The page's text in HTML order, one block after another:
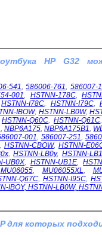
HP G32
541,586006-761, 586007-
001, HSTNN-178C,
HSTNN-I78C, HSTNN-I79C,
IBOW, HSTNN-LB0W,
HSTNN-Q60C, HSTNN-Q61C
, NBP6A175,NBP6A175B1,
001, 586007-251,
HSTNN-CBOW,HSTNN-
,HSTNN-LB0y, HSTNN-
UB0X, HSTNN-UB1E,
MU06055, MU06055XL,
Q67C, HSTNN-I95C,
IBOY, HSTNN-LB0W,
для которых